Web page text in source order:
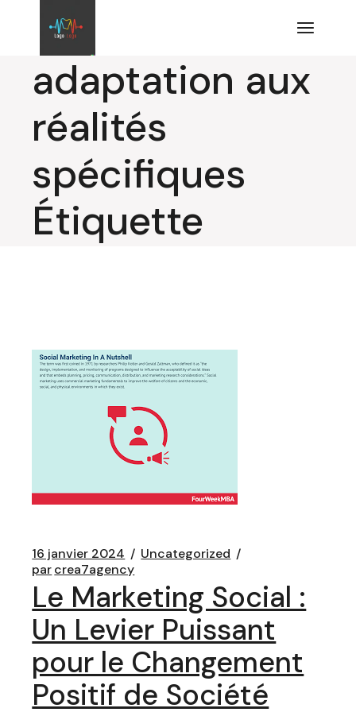
contenu
adaptation aux
réalités
spécifiques
Étiquette
16 janvier 2024
Uncategorized
parcrea7agency
Le Marketing Social :
Un Levier Puissant
pour le Changement
Positif de Société